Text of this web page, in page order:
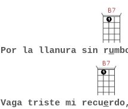
Por la llanura sin ru
Vaga triste mi recue